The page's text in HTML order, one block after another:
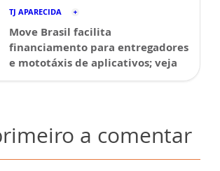
TJ APARECIDA
Move Brasil facilita
financiamento para entregadores
e mototáxis de aplicativos; veja
a comentar